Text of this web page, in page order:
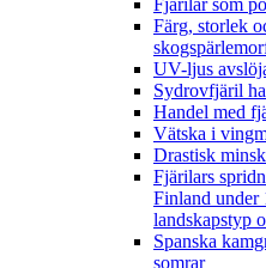
Färg, storlek
UV-ljus
Sydrovfjäril
Handel med
Vätska i
Drastisk
Fjärilars
Finland under
landskapstyp
Spanska
somrar